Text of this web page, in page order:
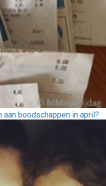
boodschappen in april?